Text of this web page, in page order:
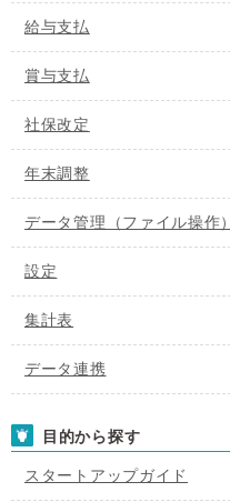
給与支払
賞与支払
社保改定
年末調整
データ管理（ファイル操作）
設定
集計表
データ連携
目的から探す
スタートアップガイド